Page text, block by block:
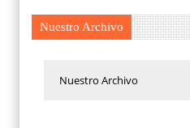
Nuestro Archivo